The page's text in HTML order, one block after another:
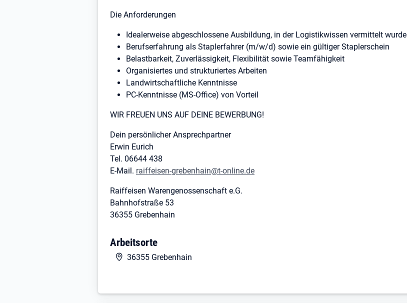
Die Anforderungen
Idealerweise abgeschlossene Ausbildung, in der Logistikwissen vermittelt wurde
Berufserfahrung als Staplerfahrer (m/w/d) sowie ein gültiger Staplerschein
Belastbarkeit, Zuverlässigkeit, Flexibilität sowie Teamfähigkeit
Organisiertes und strukturiertes Arbeiten
Landwirtschaftliche Kenntnisse
PC-Kenntnisse (MS-Office) von Vorteil
WIR FREUEN UNS AUF DEINE BEWERBUNG!
Dein persönlicher Ansprechpartner
Erwin Eurich
Tel. 06644 438
E-Mail. raiffeisen-grebenhain@t-online.de
Raiffeisen Warengenossenschaft e.G.
Bahnhofstraße 53
36355 Grebenhain
Arbeitsorte
36355 Grebenhain